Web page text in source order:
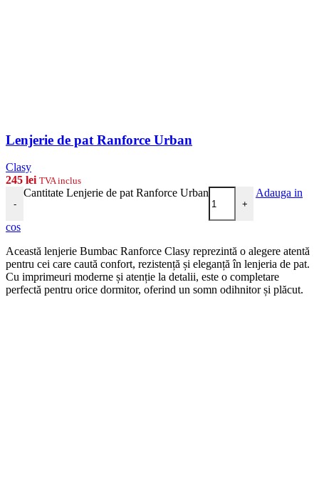
Lenjerie de pat Ranforce Urban
Clasy
245 lei TVA inclus
-
Cantitate Lenjerie de pat Ranforce Urban
+
Adauga in
cos
Această lenjerie Bumbac Ranforce Clasy reprezintă o alegere atentă
pentru cei care caută confort, rezistență și eleganță în lenjeria de pat.
Cu imprimeuri moderne și atenție la detalii, este o completare
perfectă pentru orice dormitor, oferind un somn odihnitor și plăcut.